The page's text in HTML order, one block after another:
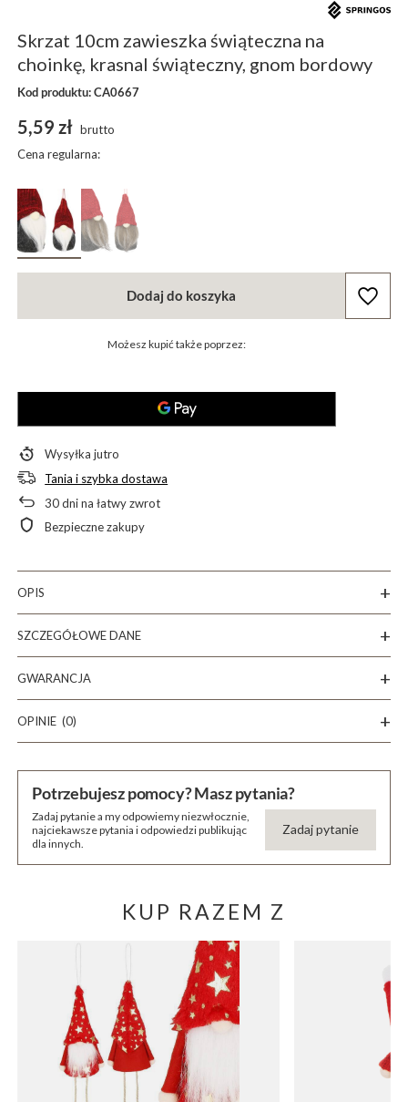
Skrzat 10cm zawieszka świąteczna na
choinkę, krasnal świąteczny, gnom bordowy
Kod produktu: CA0667
5,59 zł brutto
Cena regularna:
Dodaj do koszyka
Możesz kupić także poprzez:
Wysyłkajutro
Tania i szybka dostawa
30dni na łatwy zwrot
Bezpieczne zakupy
OPIS
SZCZEGÓŁOWE DANE
GWARANCJA
OPINIE (0)
Potrzebujesz pomocy? Masz pytania?
Zadaj pytanie a my odpowiemy niezwłocznie,
najciekawsze pytania i odpowiedzi publikując
dla innych.
Zadaj pytanie
KUP RAZEM Z